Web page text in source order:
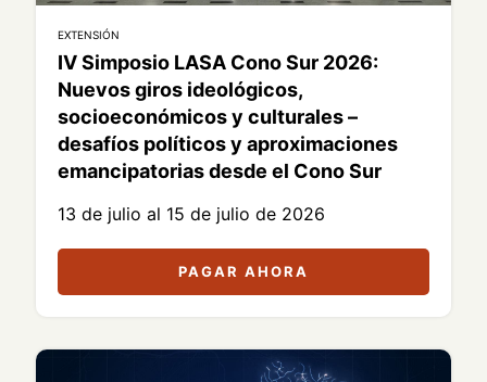
EXTENSIÓN
IV Simposio LASA Cono Sur 2026:
Nuevos giros ideológicos,
socioeconómicos y culturales –
desafíos políticos y aproximaciones
emancipatorias desde el Cono Sur
13 de julio al 15 de julio de 2026
PAGAR AHORA